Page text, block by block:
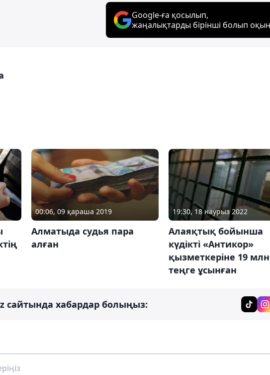
Google-ға қосылып,
жаңалықтарды бірінші болып
00:06, 09 қараша 2019
Алматыда судья пара
алған
19:30, 18 наурыз 2022
Алаяқтық бойынша
күдікті «Антикор»
қызметкеріне 19 млн
теңге ұсынған
сайтында хабардар болыңыз: